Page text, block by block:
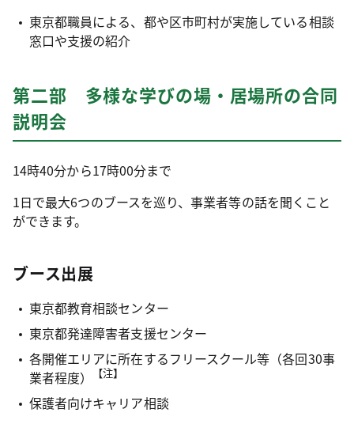
東京都職員による、都や区市町村が実施している相談
窓口や支援の紹介
第二部 多様な学びの場・居場所の合同
説明会
14時40分から17時00分まで
1日で最大6つのブースを巡り、事業者等の話を聞くこと
ができます。
ブース出展
東京都教育相談センター
東京都発達障害者支援センター
各開催エリアに所在するフリースクール等（各回30事
業者程度）
【注】
保護者向けキャリア相談